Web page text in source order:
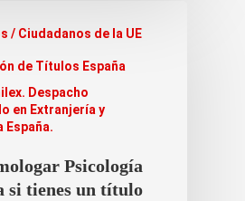
/ Ciudadanos de la UE
de Títulos España
Despacho
en Extranjería y
España.
Psicología
si tienes un título